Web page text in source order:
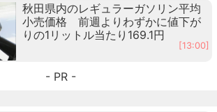
秋田県内のレギュラーガソリン平均
小売価格 前週よりわずかに値下が
りの1リットル当たり169.1円
[13:00]
- PR -